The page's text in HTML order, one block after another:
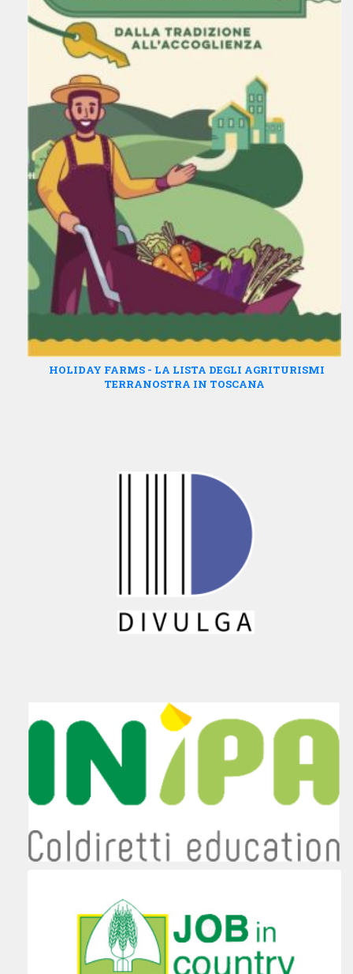
HOLIDAY FARMS - LA LISTA DEGLI AGRITURISMI
TERRANOSTRA IN TOSCANA